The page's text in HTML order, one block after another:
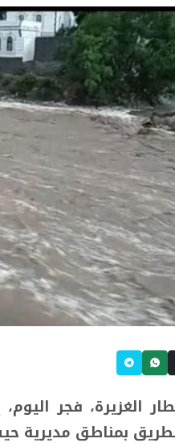
الغزيرة، فجر
بمناطق مديرية